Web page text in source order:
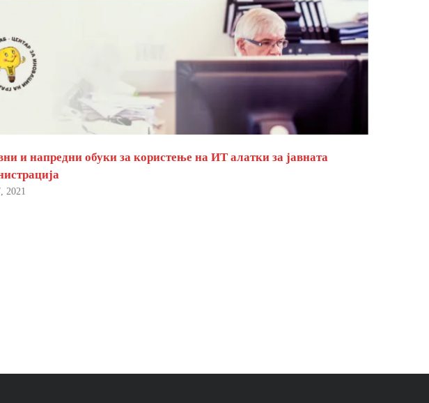
и напредни обуки за користење на ИТ алатки за јавната
2021